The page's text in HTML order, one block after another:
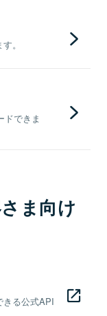
。
ドできま
ま向け
きる公式API